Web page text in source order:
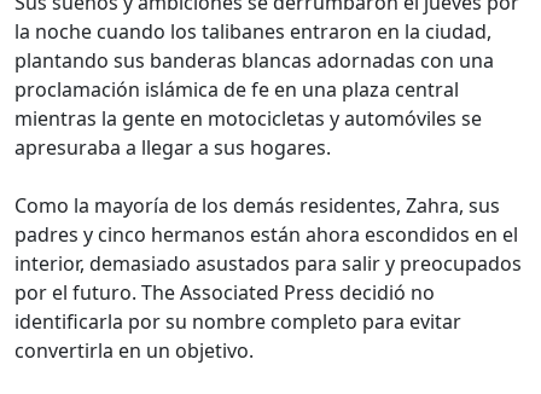
la noche cuando los talibanes entraron en la ciudad,
plantando sus banderas blancas adornadas con una
proclamación islámica de fe en una plaza central
mientras la gente en motocicletas y automóviles se
apresuraba a llegar a sus hogares.
Como la mayoría de los demás residentes, Zahra, sus
padres y cinco hermanos están ahora escondidos en el
interior, demasiado asustados para salir y preocupados
por el futuro. The Associated Press decidió no
identificarla por su nombre completo para evitar
convertirla en un objetivo.